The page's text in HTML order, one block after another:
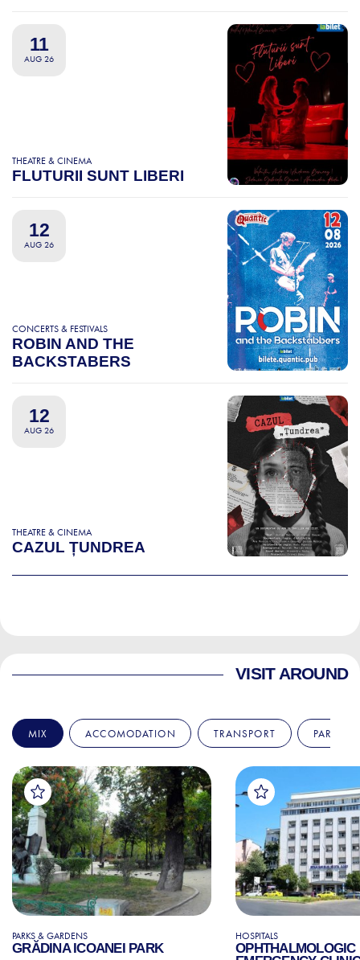
11
AUG 26
THEATRE & CINEMA
FLUTURII SUNT LIBERI
12
AUG 26
CONCERTS & FESTIVALS
ROBIN AND THE
BACKSTABERS
12
AUG 26
THEATRE & CINEMA
CAZUL ȚUNDREA
VISIT AROUND
MIX ACCOMODATION TRANSPORT PARKS
PARKS & GARDENS
GRĂDINA ICOANEI PARK
HOSPITALS
OPHTHALMOLOGIC